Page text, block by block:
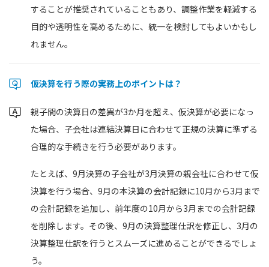
することが推奨されていることもあり、調整作業を軽減する
目的や透明性を高めるために、統一を検討してもよいかもし
れません。
仮決算を行う際の実務上のポイントは？
親子間の決算日の差異が3か月を超え、仮決算が必要になっ
た場合、子会社は連結決算日に合わせて正規の決算に準ずる
合理的な手続きを行う必要があります。
たとえば、9月決算の子会社が3月決算の親会社に合わせて仮
決算を行う場合、9月の本決算の会計記録に10月から3月まで
の会計記録を追加し、前年度の10月から3月までの会計記録
を削除します。その後、9月の決算整理仕訳を修正し、3月の
決算整理仕訳を行うとスムーズに進めることができるでしょ
う。